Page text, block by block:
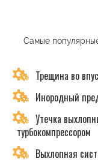
Самые
Трещина во
Инородный
Утечка
турбокомпрессором
Выхлопная